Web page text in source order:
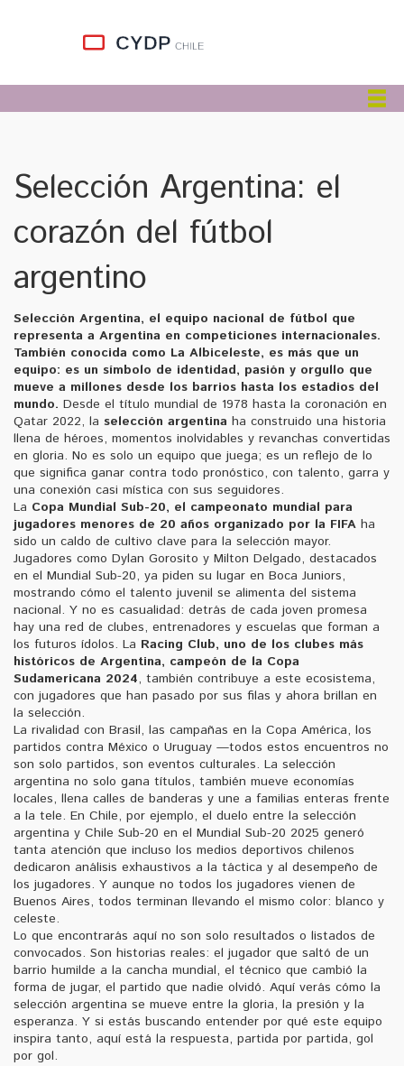
Selección Argentina: el
corazón del fútbol
argentino
Selección Argentina, el equipo nacional de fútbol que
representa a Argentina en competiciones internacionales.
También conocida como La Albiceleste, es más que un
equipo: es un símbolo de identidad, pasión y orgullo que
mueve a millones desde los barrios hasta los estadios del
mundo. Desde el título mundial de 1978 hasta la coronación en
Qatar 2022, la selección argentina ha construido una historia
llena de héroes, momentos inolvidables y revanchas convertidas
en gloria. No es solo un equipo que juega; es un reflejo de lo
que significa ganar contra todo pronóstico, con talento, garra y
una conexión casi mística con sus seguidores.
La Copa Mundial Sub-20, el campeonato mundial para
jugadores menores de 20 años organizado por la FIFA ha
sido un caldo de cultivo clave para la selección mayor.
Jugadores como Dylan Gorosito y Milton Delgado, destacados
en el Mundial Sub-20, ya piden su lugar en Boca Juniors,
mostrando cómo el talento juvenil se alimenta del sistema
nacional. Y no es casualidad: detrás de cada joven promesa
hay una red de clubes, entrenadores y escuelas que forman a
los futuros ídolos. La Racing Club, uno de los clubes más
históricos de Argentina, campeón de la Copa
Sudamericana 2024, también contribuye a este ecosistema,
con jugadores que han pasado por sus filas y ahora brillan en
la selección.
La rivalidad con Brasil, las campañas en la Copa América, los
partidos contra México o Uruguay —todos estos encuentros no
son solo partidos, son eventos culturales. La selección
argentina no solo gana títulos, también mueve economías
locales, llena calles de banderas y une a familias enteras frente
a la tele. En Chile, por ejemplo, el duelo entre la selección
argentina y Chile Sub-20 en el Mundial Sub-20 2025 generó
tanta atención que incluso los medios deportivos chilenos
dedicaron análisis exhaustivos a la táctica y al desempeño de
los jugadores. Y aunque no todos los jugadores vienen de
Buenos Aires, todos terminan llevando el mismo color: blanco y
celeste.
Lo que encontrarás aquí no son solo resultados o listados de
convocados. Son historias reales: el jugador que saltó de un
barrio humilde a la cancha mundial, el técnico que cambió la
forma de jugar, el partido que nadie olvidó. Aquí verás cómo la
selección argentina se mueve entre la gloria, la presión y la
esperanza. Y si estás buscando entender por qué este equipo
inspira tanto, aquí está la respuesta, partida por partida, gol
por gol.